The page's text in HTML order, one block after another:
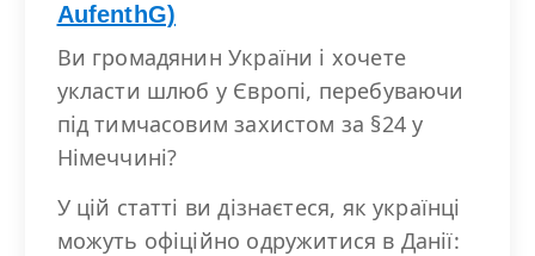
AufenthG)
Ви громадянин України і хочете
укласти шлюб у Європі, перебуваючи
під тимчасовим захистом за §24 у
Німеччині?
У цій статті ви дізнаєтеся, як українці
можуть офіційно одружитися в Данії: